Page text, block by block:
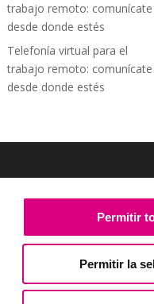
Permitir
Permitir la
trabajo remoto: comunícate
desde donde estés
Telefonía virtual para el
trabajo remoto: comunícate
desde donde estés